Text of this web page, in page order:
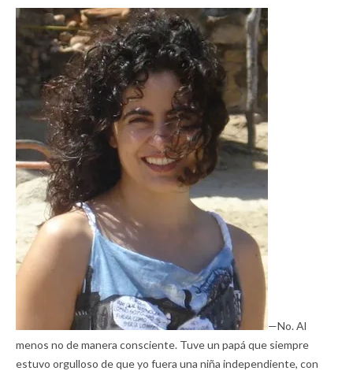
—No. Al
menos no de manera consciente. Tuve un papá que siempre
estuvo orgulloso de que yo fuera una niña independiente, con